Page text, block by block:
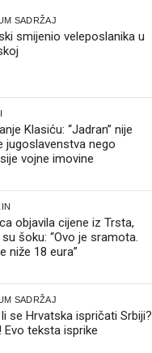
SADRŽAJ
smijenio veleposlanika u
Klasiću: “Jadran” nije
jugoslavenstva nego
vojne imovine
objavila cijene iz Trsta,
šoku: “Ovo je sramota.
niže 18 eura”
SADRŽAJ
se Hrvatska ispričati Srbiji?
Evo teksta isprike